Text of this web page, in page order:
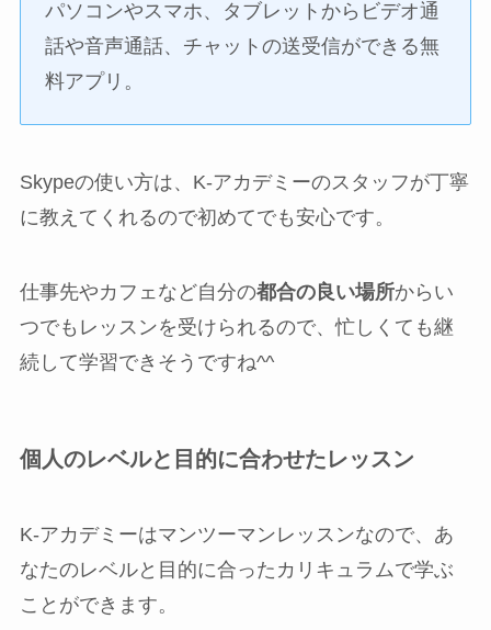
パソコンやスマホ、タブレットからビデオ通
話や音声通話、チャットの送受信ができる無
料アプリ。
Skypeの使い方は、K-アカデミーのスタッフが丁寧
に教えてくれるので初めてでも安心です。
仕事先やカフェなど自分の都合の良い場所からい
つでもレッスンを受けられるので、忙しくても継
続して学習できそうですね^^
個人のレベルと目的に合わせたレッスン
K-アカデミーはマンツーマンレッスンなので、あ
なたのレベルと目的に合ったカリキュラムで学ぶ
ことができます。